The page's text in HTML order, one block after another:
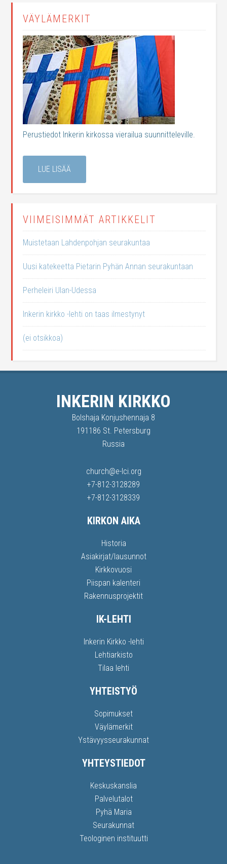
VÄYLÄMERKIT
Perustiedot Inkerin kirkossa vierailua suunnitteleville.
LUE LISÄÄ
VIIMEISIMMÄT ARTIKKELIT
Muistetaan Lahdenpohjan seurakuntaa
Uusi katekeetta Pietarin Pyhän Annan seurakuntaan
Perheleiri Ulan-Udessa
Inkerin kirkko -lehti on taas ilmestynyt
(ei otsikkoa)
INKERIN KIRKKO
Bolshaja Konjushennaja 8
191186 St. Petersburg
Russia
church@e-lci.org
+7-812-3128289
+7-812-3128339
KIRKON AIKA
Historia
Asiakirjat/lausunnot
Kirkkovuosi
Piispan kalenteri
Rakennusprojektit
IK-LEHTI
Inkerin Kirkko -lehti
Lehtiarkisto
Tilaa lehti
YHTEISTYÖ
Sopimukset
Väylämerkit
Ystävyysseurakunnat
YHTEYSTIEDOT
Keskuskanslia
Palvelutalot
Pyhä Maria
Seurakunnat
Teologinen instituutti